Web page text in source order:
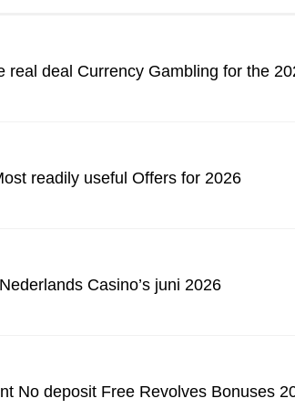
real deal Currency Gambling for the
readily useful Offers for 2026
Casino’s juni 2026
No deposit Free Revolves Bonuses